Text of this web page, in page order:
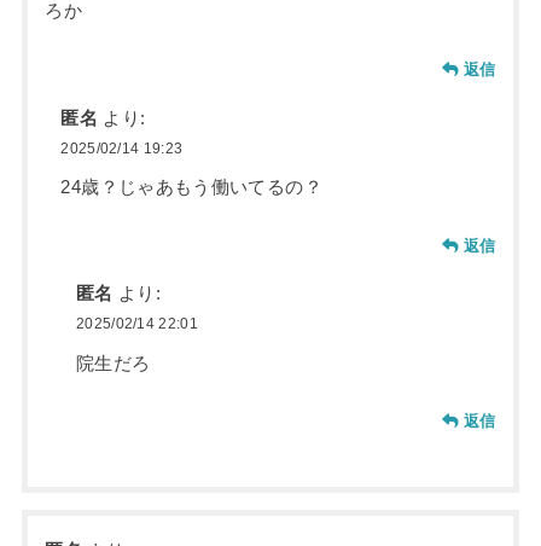
ろか
返信
匿名 より:
2025/02/14 19:23
24歳？じゃあもう働いてるの？
返信
匿名 より:
2025/02/14 22:01
院生だろ
返信